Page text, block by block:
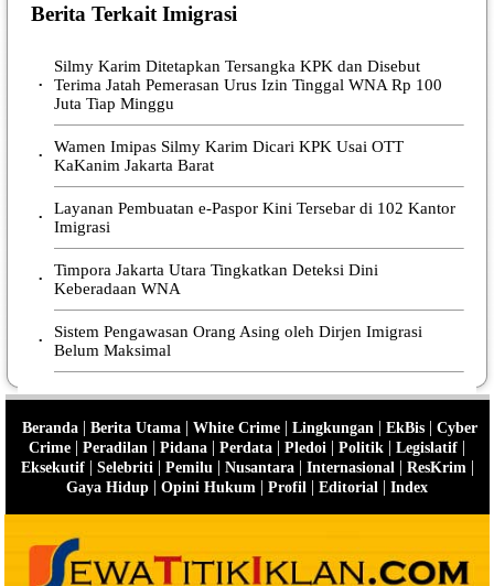
Berita Terkait Imigrasi
•
Silmy Karim Ditetapkan Tersangka KPK dan Disebut
Terima Jatah Pemerasan Urus Izin Tinggal WNA Rp 100
Juta Tiap Minggu
•
Wamen Imipas Silmy Karim Dicari KPK Usai OTT
KaKanim Jakarta Barat
•
Layanan Pembuatan e-Paspor Kini Tersebar di 102 Kantor
Imigrasi
•
Timpora Jakarta Utara Tingkatkan Deteksi Dini
Keberadaan WNA
•
Sistem Pengawasan Orang Asing oleh Dirjen Imigrasi
Belum Maksimal
Beranda| Berita Utama| White Crime| Lingkungan | EkBis| Cyber
Crime | Peradilan | Pidana | Perdata | Pledoi | Politik | Legislatif |
Eksekutif| Selebriti | Pemilu | Nusantara| Internasional | ResKrim |
Gaya Hidup | Opini Hukum | Profil | Editorial | Index